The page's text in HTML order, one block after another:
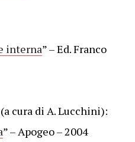
interna” – Ed. Franco
cura di A. Lucchini):
” – Apogeo – 2004